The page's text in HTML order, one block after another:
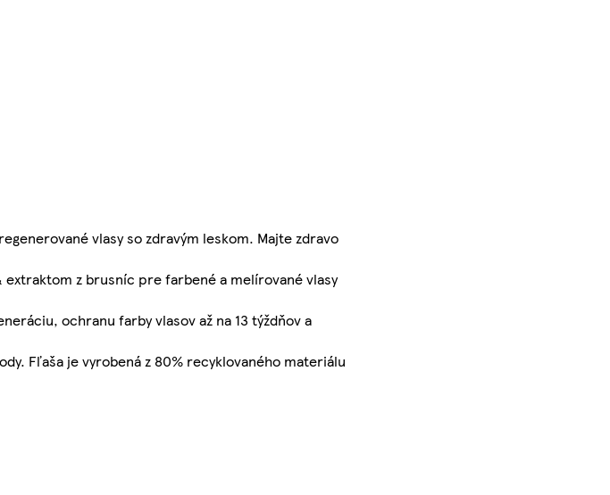
vlasy so zdravým leskom. Majte zdravo
z brusníc pre farbené a melírované vlasy
ochranu farby vlasov až na 13 týždňov a
Fľaša je vyrobená z 80% recyklovaného materiálu